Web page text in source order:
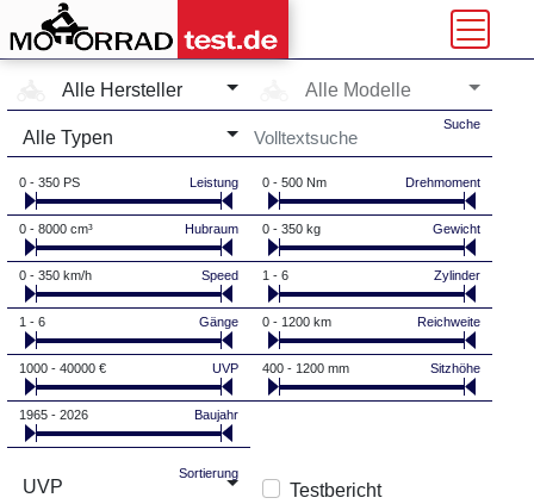
Hersteller-Auswahl
Alle Hersteller
Modell-Auswahl
Alle Modelle
Alle Typen
Suche
0 - 350 PS Leistung 0 - 500 Nm Drehmoment
0 - 8000 cm³ Hubraum 0 - 350 kg Gewicht
0 - 350 km/h Speed 1 - 6 Zylinder
1 - 6 Gänge 0 - 1200 km Reichweite
1000 - 40000 € UVP 400 - 1200 mm Sitzhöhe
1965 - 2026 Baujahr
Sortierung
UVP Testbericht